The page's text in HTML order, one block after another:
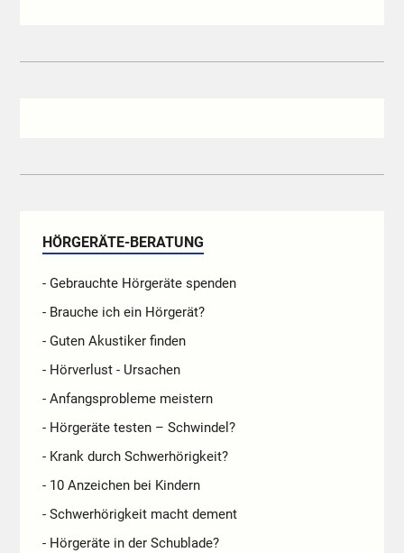
HÖRGERÄTE-BERATUNG
- Gebrauchte Hörgeräte spenden
- Brauche ich ein Hörgerät?
- Guten Akustiker finden
- Hörverlust - Ursachen
- Anfangsprobleme meistern
- Hörgeräte testen – Schwindel?
- Krank durch Schwerhörigkeit?
- 10 Anzeichen bei Kindern
- Schwerhörigkeit macht dement
- Hörgeräte in der Schublade?